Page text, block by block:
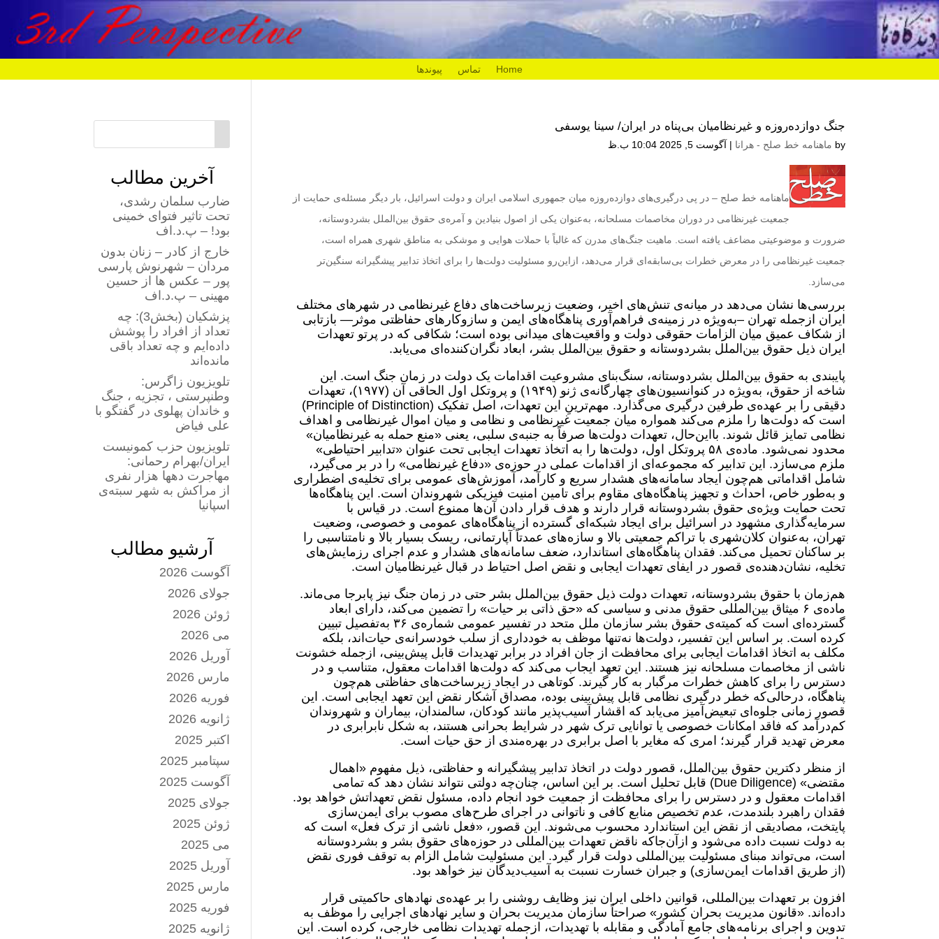
Home تماس پیوندها
جنگ دوازده‌روزه و غیرنظامیان بی‌پناه در ایران/ سینا یوسفی
by ماهنامه خط صلح - هرانا | آگوست 5, 2025 10:04 ب.ظ
ماهنامه خط صلح – در پی درگیری‌های دوازده‌روزه میان جمهوری اسلامی ایران و دولت اسرائیل، بار دیگر مسئله‌ی حمایت از
جمعیت غیرنظامی در دوران مخاصمات مسلحانه، به‌عنوان یکی از اصول بنیادین و آمره‌ی حقوق بین‌الملل بشردوستانه،
ضرورت و موضوعیتی مضاعف یافته است. ماهیت جنگ‌های مدرن که غالباً با حملات هوایی و موشکی به مناطق شهری همراه است،
جمعیت غیرنظامی را در معرض خطرات بی‌سابقه‌ای قرار می‌دهد، ازاین‌رو مسئولیت دولت‌ها را برای اتخاذ تدابیر پیشگیرانه سنگین‌تر
می‌سازد.
بررسی‌ها نشان می‌دهد در میانه‌ی تنش‌های اخیر، وضعیت زیرساخت‌های دفاع غیرنظامی در شهرهای مختلف
ایران ازجمله‌ تهران –به‌ویژه در زمینه‌ی فراهم‌آوری پناهگاه‌های ایمن و سازوکارهای حفاظتی موثر— بازتابی
از شکاف عمیق میان الزامات حقوقی دولت و واقعیت‌های میدانی بوده است؛ شکافی که در پرتو تعهدات
ایران ذیل حقوق بین‌الملل بشردوستانه و حقوق بین‌الملل بشر، ابعاد نگران‌کننده‌ای می‌یابد.
پایبندی به حقوق بین‌الملل بشردوستانه، سنگ‌بنای مشروعیت اقدامات یک دولت در زمان جنگ است. این
شاخه از حقوق، به‌ویژه در کنوانسیون‌های چهارگانه‌ی ژنو (۱۹۴۹) و پروتکل اول الحاقی آن (۱۹۷۷)، تعهدات
دقیقی را بر عهده‌ی طرفین درگیری می‌گذارد. مهم‌ترینِ این تعهدات، اصل تفکیک (Principle of Distinction)
است که دولت‌ها را ملزم می‌کند همواره میان جمعیت غیرنظامی و نظامی و میان اموال غیرنظامی و اهداف
نظامی تمایز قائل شوند. بااین‌حال، تعهدات دولت‌ها صرفاً به جنبه‌ی سلبی، یعنی «منع حمله به غیرنظامیان»
محدود نمی‌شود. ماده‌ی ۵۸ پروتکل اول، دولت‌ها را به اتخاذ تعهدات ایجابی تحت عنوان «تدابیر احتیاطی»
ملزم می‌سازد. این تدابیر که مجموعه‌ای از اقدامات عملی در حوزه‌ی «دفاع غیرنظامی» را در بر می‌گیرد،
شامل اقداماتی هم‌چون ایجاد سامانه‌های هشدار سریع و کارآمد، آموزش‌های عمومی برای تخلیه‌ی اضطراری
و به‌طور خاص، احداث و تجهیز پناهگاه‌های مقاوم برای تامین امنیت فیزیکی شهروندان است. این پناهگاه‌ها
تحت حمایت ویژه‌ی حقوق بشردوستانه قرار دارند و هدف قرار دادن آن‌ها ممنوع است. در قیاس با
سرمایه‌گذاری مشهود در اسرائیل برای ایجاد شبکه‌ای گسترده از پناهگاه‌های عمومی و خصوصی، وضعیت
تهران، به‌عنوان کلان‌شهری با تراکم جمعیتی بالا و سازه‌های عمدتاً آپارتمانی، ریسک بسیار بالا و نامتناسبی را
بر ساکنان تحمیل می‌کند. فقدان پناهگاه‌های استاندارد، ضعف سامانه‌های هشدار و عدم اجرای رزمایش‌های
تخلیه، نشان‌دهنده‌ی قصور در ایفای تعهدات ایجابی و نقض اصل احتیاط در قبال غیرنظامیان است.
هم‌زمان با حقوق بشردوستانه، تعهدات دولت ذیل حقوق بین‌الملل بشر حتی در زمان جنگ نیز پابرجا می‌ماند.
ماده‌ی ۶ میثاق بین‌المللی حقوق مدنی و سیاسی که «حق ذاتی بر حیات» را تضمین می‌کند، دارای ابعاد
گسترده‌ای است که کمیته‌ی حقوق بشر سازمان ملل متحد در تفسیر عمومی شماره‌ی ۳۶ به‌تفصیل تبیین
کرده است. بر اساس این تفسیر، دولت‌ها نه‌تنها موظف به خودداری از سلب خودسرانه‌ی حیات‌اند، بلکه
مکلف به اتخاذ اقدامات ایجابی برای محافظت از جان افراد در برابر تهدیدات قابل پیش‌بینی، ازجمله خشونت
ناشی از مخاصمات مسلحانه نیز هستند. این تعهد ایجاب می‌کند که دولت‌ها اقدامات معقول، متناسب و در
دسترس را برای کاهش خطرات مرگبار به کار گیرند. کوتاهی در ایجاد زیرساخت‌های حفاظتی هم‌چون
پناهگاه، درحالی‌که خطر درگیری نظامی قابل پیش‌بینی بوده، مصداق آشکار نقض این تعهد ایجابی است. این
قصور زمانی جلوه‌ای تبعیض‌آمیز می‌یابد که اقشار آسیب‌پذیر مانند کودکان، سالمندان، بیماران و شهروندان
کم‌درآمد که فاقد امکانات خصوصی یا توانایی ترک شهر در شرایط بحرانی هستند، به شکل نابرابری در
معرض تهدید قرار گیرند؛ امری که مغایر با اصل برابری در بهره‌مندی از حق حیات است.
از منظر دکترین حقوق بین‌الملل، قصور دولت در اتخاذ تدابیر پیشگیرانه و حفاظتی، ذیل مفهوم «اهمال
مقتضی» (Due Diligence) قابل تحلیل است. بر این اساس، چنان‌چه دولتی نتواند نشان دهد که تمامی
اقدامات معقول و در دسترس را برای محافظت از جمعیت خود انجام داده، مسئول نقض تعهداتش خواهد بود.
فقدان راهبرد بلندمدت، عدم تخصیص منابع کافی و ناتوانی در اجرای طرح‌های مصوب برای ایمن‌سازی
پایتخت، مصادیقی از نقض این استاندارد محسوب می‌شوند. این قصور، «فعل ناشی از ترک فعل» است که
به دولت نسبت داده می‌شود و ازآن‌جاکه ناقض تعهدات بین‌المللی در حوزه‌های حقوق بشر و بشردوستانه
است، می‌تواند مبنای مسئولیت بین‌المللی دولت قرار گیرد. این مسئولیت شامل الزام به توقف فوری نقض
(از طریق اقدامات ایمن‌سازی) و جبران خسارت نسبت به آسیب‌دیدگان نیز خواهد بود.
افزون بر تعهدات بین‌المللی، قوانین داخلی ایران نیز وظایف روشنی را بر عهده‌ی نهادهای حاکمیتی قرار
داده‌اند. «قانون مدیریت بحران کشور» صراحتاً سازمان مدیریت بحران و سایر نهادهای اجرایی را موظف به
تدوین و اجرای برنامه‌های جامع آمادگی و مقابله با تهدیدات، ازجمله تهدیدات نظامی خارجی، کرده است. این
آخرین مطالب
ضارب سلمان رشدی،
تحت تاثیر فتوای خمینی
بود! – پ.د.اف
خارج از کادر – زنان بدون
مردان – شهرنوش پارسی
پور – عکس ها از حسین
مهینی – پ.د.اف
پزشکیان (بخش3): چه
تعداد از افراد را پوشش
داده‌ایم و چه تعداد باقی
مانده‌اند
تلویزیون زاگرس:
وطنپرستی ، تجزیه ، جنگ
و خاندان پهلوی در گفتگو با
علی فیاض
تلویزیون حزب کمونیست
ایران/بهرام رحمانی:
مهاجرت دهها هزار نفری
از مراکش به شهر سبته‌ی
اسپانیا
آرشیو مطالب
آگوست 2026
جولای 2026
ژوئن 2026
می 2026
آوریل 2026
مارس 2026
فوریه 2026
ژانویه 2026
اکتبر 2025
سپتامبر 2025
آگوست 2025
جولای 2025
ژوئن 2025
می 2025
آوریل 2025
مارس 2025
فوریه 2025
ژانویه 2025